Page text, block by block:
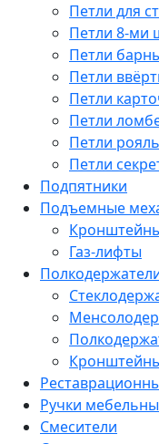
Петли для
Петли 8-ми
Петли
Петли
Петли
Петли
Петли
Петли
Подпятники
Подъемные
Газ-лифты
Ручки
Смесители